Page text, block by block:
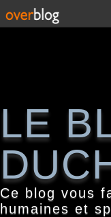
LE
Ce blog vous
humaines et